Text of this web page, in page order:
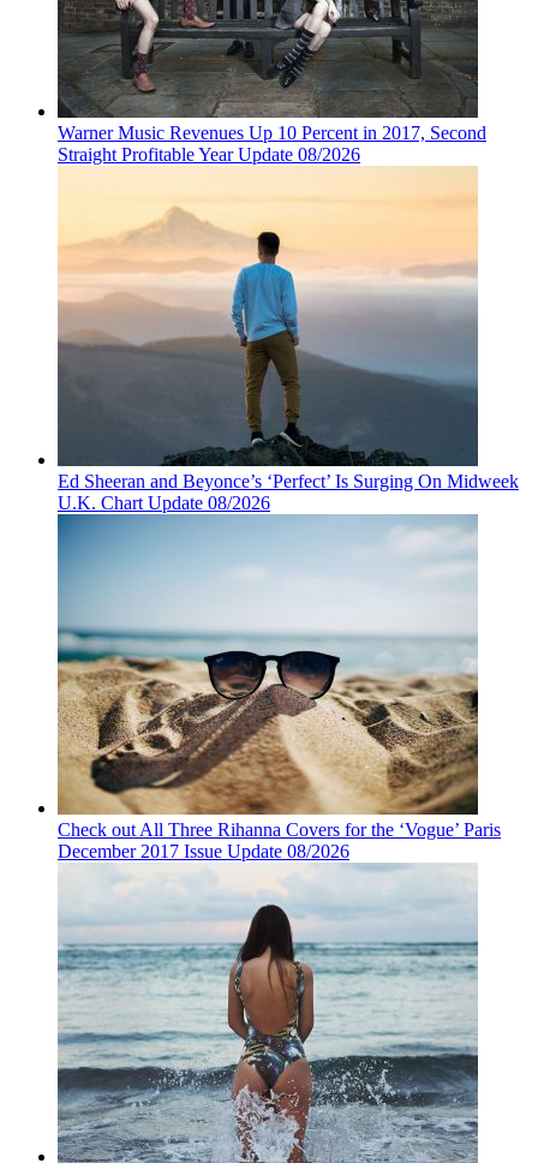
Warner Music Revenues Up 10 Percent in 2017, Second
Straight Profitable Year Update 08/2026
Ed Sheeran and Beyonce’s ‘Perfect’ Is Surging On Midweek
U.K. Chart Update 08/2026
Check out All Three Rihanna Covers for the ‘Vogue’ Paris
December 2017 Issue Update 08/2026